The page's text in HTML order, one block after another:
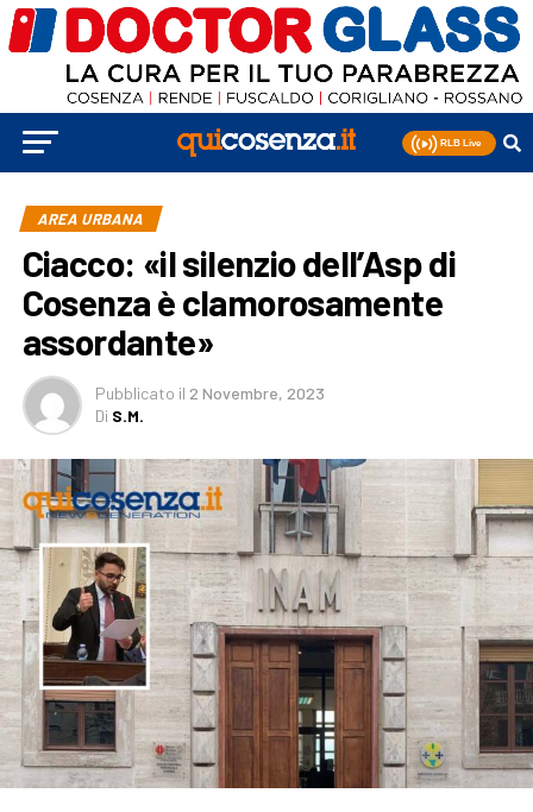
AREA URBANA
Ciacco: «il silenzio dell’Asp di
Cosenza è clamorosamente
assordante»
Pubblicato il 2 Novembre, 2023
Di S.M.